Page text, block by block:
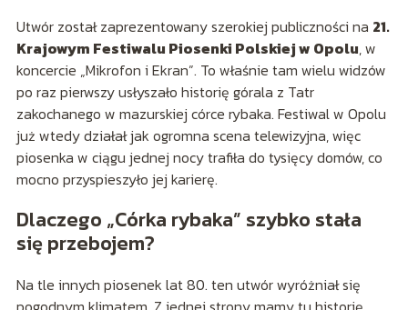
Utwór został zaprezentowany szerokiej publiczności na 21.
Krajowym Festiwalu Piosenki Polskiej w Opolu, w
koncercie „Mikrofon i Ekran”. To właśnie tam wielu widzów
po raz pierwszy usłyszało historię górala z Tatr
zakochanego w mazurskiej córce rybaka. Festiwal w Opolu
już wtedy działał jak ogromna scena telewizyjna, więc
piosenka w ciągu jednej nocy trafiła do tysięcy domów, co
mocno przyspieszyło jej karierę.
Dlaczego „Córka rybaka” szybko stała
się przebojem?
Na tle innych piosenek lat 80. ten utwór wyróżniał się